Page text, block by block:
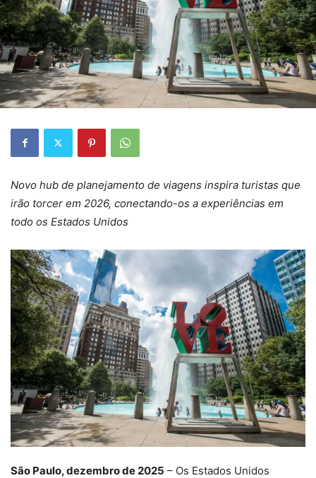
Novo hub de planejamento de viagens inspira turistas que
irão torcer em 2026, conectando-os a experiências em
todo os Estados Unidos
São Paulo, dezembro de 2025 – Os Estados Unidos